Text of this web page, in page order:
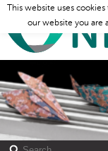
This website uses
our website you are